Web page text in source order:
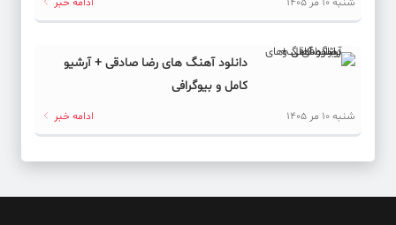
دانلود آهنگ های رضا صادقی + آرشیو
کامل و بیوگرافی
شنبه 10 مر 1405 ادامه خبر